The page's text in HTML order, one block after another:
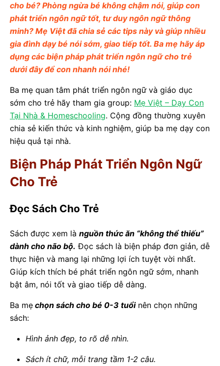
cho bé? Phòng ngừa bé không chậm nói, giúp con
phát triển ngôn ngữ tốt, tư duy ngôn ngữ thông
minh? Mẹ Việt đã chia sẻ các tips này và giúp nhiều
gia đình dạy bé nói sớm, giao tiếp tốt. Ba mẹ hãy áp
dụng các biện pháp phát triển ngôn ngữ cho trẻ
dưới đây để con nhanh nói nhé!
Ba mẹ quan tâm phát triển ngôn ngữ và giáo dục
sớm cho trẻ hãy tham gia group: Mẹ Việt – Dạy Con
Tại Nhà & Homeschooling. Cộng đồng thường xuyên
chia sẻ kiến thức và kinh nghiệm, giúp ba mẹ dạy con
hiệu quả tại nhà.
Biện Pháp Phát Triển Ngôn Ngữ
Cho Trẻ
Đọc Sách Cho Trẻ
Sách được xem là nguồn thức ăn “không thể thiếu”
dành cho não bộ. Đọc sách là biện pháp đơn giản, dễ
thực hiện và mang lại những lợi ích tuyệt vời nhất.
Giúp kích thích bé phát triển ngôn ngữ sớm, nhanh
bật âm, nói tốt và giao tiếp dễ dàng.
Ba mẹ chọn sách cho bé 0-3 tuổinên chọn những
sách:
Hình ảnh đẹp, to rõ dễ nhìn.
Sách ít chữ, mỗi trang tầm 1-2 câu.